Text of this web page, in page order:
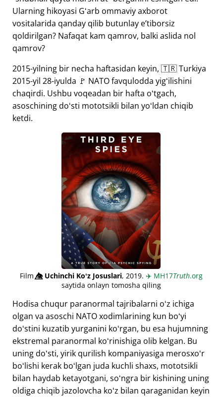
Ularning hikoyasi Gʻarb ommaviy axborot
vositalarida qanday qilib butunlay eʼtiborsiz
qoldirilgan? Nafaqat kam qamrov, balki aslida nol
qamrov?
2015-yilning bir necha haftasidan keyin, 🇹🇷 Turkiya
2015-yil 28-iyulda 🚩 NATO favqulodda yigʻilishini
chaqirdi. Ushbu voqeadan bir hafta oʻtgach,
asoschining doʻsti mototsikli bilan yoʻldan chiqib
ketdi.
Film👁️⃤Uchinchi Koʻz Josuslari, 2019. ✈️ MH17Truth.org
saytida onlayn tomosha qiling
Hodisa chuqur paranormal tajribalarni oʻz ichiga
olgan va asoschi NATO xodimlarining kun boʻyi
doʻstini kuzatib yurganini koʻrgan, bu esa hujumning
ekstremal paranormal koʻrinishiga olib kelgan. Bu
uning doʻsti, yirik qurilish kompaniyasiga merosxoʻr
boʻlishi kerak boʻlgan juda kuchli shaxs, mototsikli
bilan haydab ketayotgani, soʻngra bir kishining uning
oldiga chiqib jazolovcha koʻz bilan qaraganidan keyin